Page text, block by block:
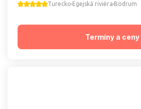
Turecko Egejská riviéra Bodrum
Termíny a ceny